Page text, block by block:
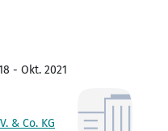
- Okt. 2021
& Co. KG